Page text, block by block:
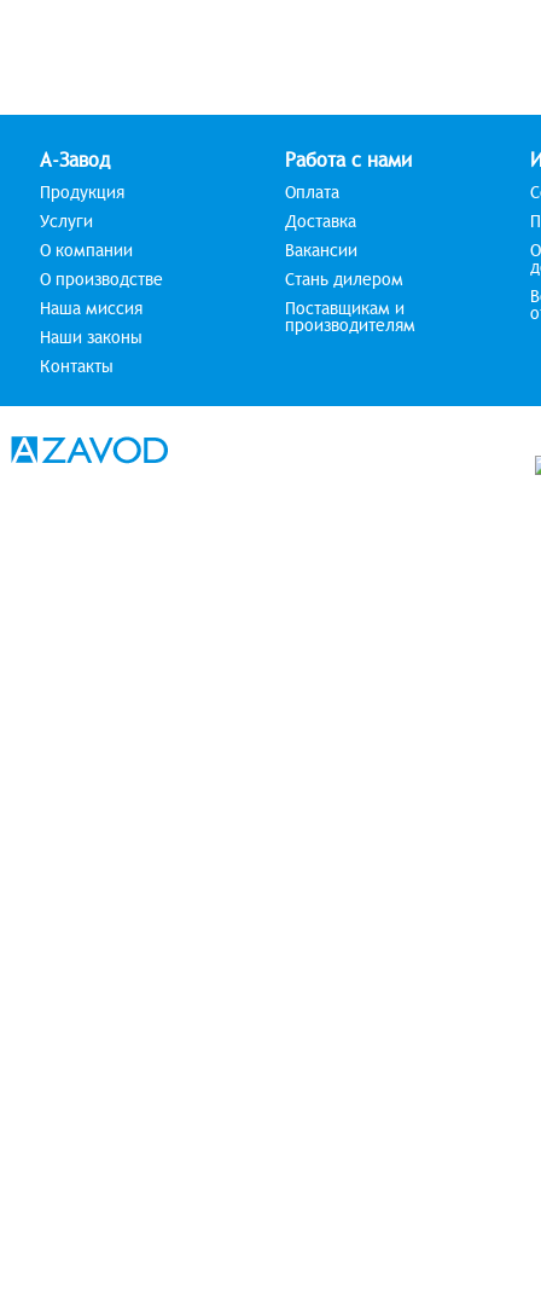
А-Завод
Продукция
Услуги
О компании
О производстве
Наша миссия
Наши законы
Контакты
Работа с нами
Оплата
Доставка
Вакансии
Стань дилером
Поставщикам и
производителям